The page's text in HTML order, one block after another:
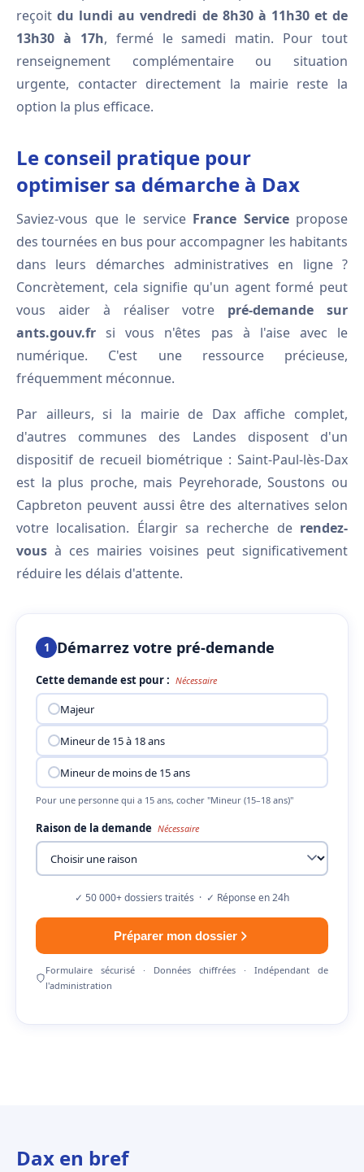
reçoitdu lundi au vendredi de 8h30 à 11h30 et de
13h30 à 17h, fermé le samedi matin. Pour tout
renseignement complémentaire ou situation
urgente, contacter directement la mairie reste la
option la plus efficace.
Le conseil pratique pour
optimiser sa démarche à Dax
Saviez-vous que le service France Servicepropose
des tournées en bus pour accompagner les habitants
dans leurs démarches administratives en ligne ?
Concrètement, cela signifie qu'un agent formé peut
vous aider à réaliser votre pré-demande sur
ants.gouv.fr si vous n'êtes pas à l'aise avec le
numérique. C'est une ressource précieuse,
fréquemment méconnue.
Par ailleurs, si la mairie de Dax affiche complet,
d'autres communes des Landes disposent d'un
dispositif de recueil biométrique : Saint-Paul-lès-Dax
est la plus proche, mais Peyrehorade, Soustons ou
Capbreton peuvent aussi être des alternatives selon
votre localisation. Élargir sa recherche de rendez-
vous à ces mairies voisines peut significativement
réduire les délais d'attente.
1 Démarrez votre pré-demande
Cette demande est pour : Nécessaire
Majeur
Mineur de 15 à 18 ans
Mineur de moins de 15 ans
Pour une personne qui a 15 ans, cocher "Mineur (15–18 ans)"
Raison de la demande Nécessaire
✓ 50 000+ dossiers traités · ✓ Réponse en 24h
Préparer mon dossier
Formulaire sécurisé · Données chiffrées · Indépendant de
l'administration
Dax en bref